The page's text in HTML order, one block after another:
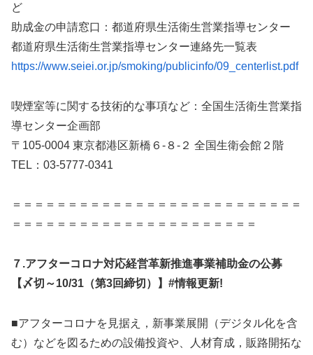
ど
助成金の申請窓口：都道府県生活衛生営業指導センター
都道府県生活衛生営業指導センター連絡先一覧表
https://www.seiei.or.jp/smoking/publicinfo/09_centerlist.pdf
喫煙室等に関する技術的な事項など：全国生活衛生営業指
導センター企画部
〒105-0004 東京都港区新橋６-８-２ 全国生衛会館２階
TEL：03-5777-0341
＝＝＝＝＝＝＝＝＝＝＝＝＝＝＝＝＝＝＝＝＝＝＝＝＝＝
＝＝＝＝＝＝＝＝＝＝＝＝＝＝＝＝＝＝＝＝＝＝
７.アフターコロナ対応経営革新推進事業補助金の公募
【〆切～10/31（第3回締切）】#情報更新!
■アフターコロナを見据え，新事業展開（デジタル化を含
む）などを図るための設備投資や、人材育成，販路開拓な